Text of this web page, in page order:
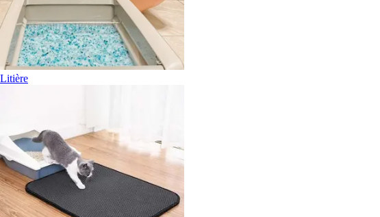
Litière